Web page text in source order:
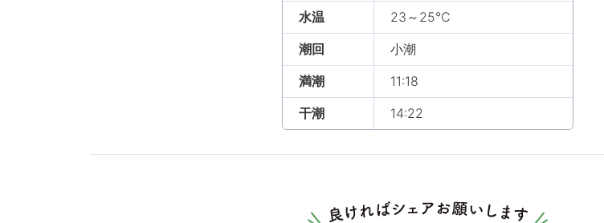
水温
23～25℃
潮回
小潮
満潮
11:18
干潮
14:22